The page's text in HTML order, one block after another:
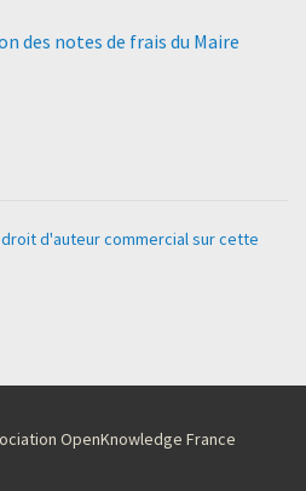
des notes de frais du Maire
d'auteur commercial sur cette
OpenKnowledge France